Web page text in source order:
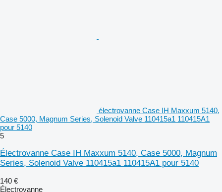
électrovanne Case IH Maxxum 5140,
Case 5000, Magnum Series, Solenoid Valve 110415a1 110415A1
pour 5140
5
Électrovanne Case IH Maxxum 5140, Case 5000, Magnum
Series, Solenoid Valve 110415a1 110415A1 pour 5140
140 €
Électrovanne